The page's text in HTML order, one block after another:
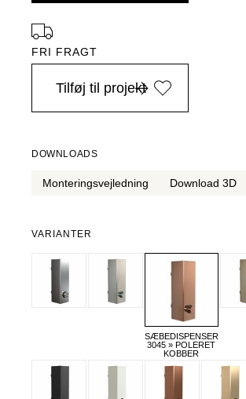
FRI FRAGT
i Danmark ved køb over 4.999 DKK, -
Tilføj til projekt
DOWNLOADS
Monteringsvejledning Download 3D
VARIANTER
SÆBEDISPENSER
3045 » POLERET
KOBBER